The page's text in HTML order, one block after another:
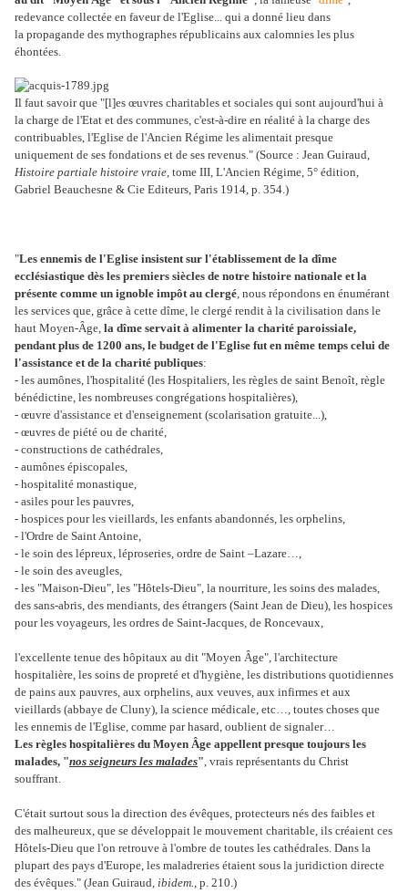
redevance collectée en faveur de l'Eglise... qui a donné lieu dans
la propagande des mythographes républicains aux calomnies les plus
éhontées.
Il faut savoir que "[l]es œuvres charitables et sociales qui sont aujourd'hui à
la charge de l'Etat et des communes, c'est-à-dire en réalité à la charge des
contribuables, l'Eglise de l'Ancien Régime les alimentait presque
uniquement de ses fondations et de ses revenus." (Source : Jean Guiraud,
Histoire partiale histoire vraie , tome III, L'Ancien Régime, 5° édition,
Gabriel Beauchesne & Cie Editeurs, Paris 1914, p. 354.)
"Les ennemis de l'Eglise insistent sur l'établissement de la dîme
ecclésiastique dès les premiers siècles de notre histoire nationale et la
présente comme un ignoble impôt au clergé , nous répondons en énumérant
les services que, grâce à cette dîme, le clergé rendit à la civilisation dans le
haut Moyen-Âge, la dîme servait à alimenter la charité paroissiale,
pendant plus de 1200 ans, le budget de l'Eglise fut en même temps celui de
l'assistance et de la charité publiques:
- les aumônes, l'hospitalité (les Hospitaliers, les règles de saint Benoît, règle
bénédictine, les nombreuses congrégations hospitalières),
- œuvre d'assistance et d'enseignement (scolarisation gratuite...),
- œuvres de piété ou de charité,
- constructions de cathédrales,
- aumônes épiscopales,
- hospitalité monastique,
- asiles pour les pauvres,
- hospices pour les vieillards, les enfants abandonnés, les orphelins,
- l'Ordre de Saint Antoine,
- le soin des lépreux, léproseries, ordre de Saint –Lazare…,
- le soin des aveugles,
- les "Maison-Dieu", les "Hôtels-Dieu", la nourriture, les soins des malades,
des sans-abris, des mendiants, des étrangers (Saint Jean de Dieu), les hospices
pour les voyageurs, les ordres de Saint-Jacques, de Roncevaux,
l'excellente tenue des hôpitaux au dit "Moyen Âge", l'architecture
hospitalière, les soins de propreté et d'hygiène, les distributions quotidiennes
de pains aux pauvres, aux orphelins, aux veuves, aux infirmes et aux
vieillards (abbaye de Cluny), la science médicale, etc…, toutes choses que
les ennemis de l'Eglise, comme par hasard, oublient de signaler…
Les règles hospitalières du Moyen Âge appellent presque toujours les
malades, "nos seigneurs les malades" , vrais représentants du Christ
souffrant.
C'était surtout sous la direction des évêques, protecteurs nés des faibles et
des malheureux, que se développait le mouvement charitable, ils créaient ces
Hôtels-Dieu que l'on retrouve à l'ombre de toutes les cathédrales. Dans la
plupart des pays d'Europe, les maladreries étaient sous la juridiction directe
des évêques." (Jean Guiraud, ibidem. , p. 210.)